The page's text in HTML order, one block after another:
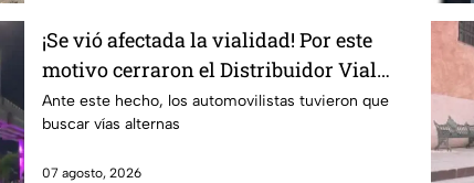
¡Se vió afectada la vialidad! Por este
motivo cerraron el Distribuidor Vial
Juan Pablo II en León
Ante este hecho, los automovilistas tuvieron que
buscar vías alternas
07 agosto, 2026